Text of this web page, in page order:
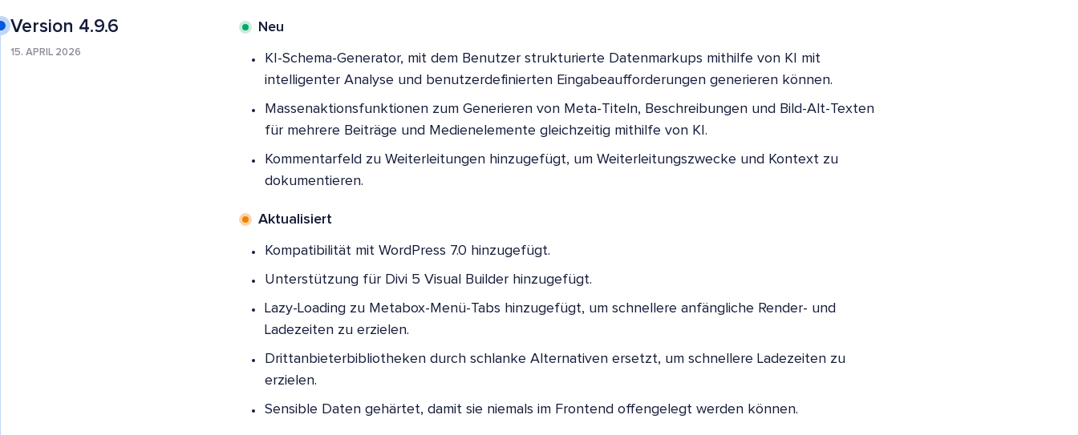
Version 4.9.6
15. APRIL 2026
Neu
KI-Schema-Generator, mit dem Benutzer strukturierte Datenmarkups mithilfe von KI mit
intelligenter Analyse und benutzerdefinierten Eingabeaufforderungen generieren können.
Massenaktionsfunktionen zum Generieren von Meta-Titeln, Beschreibungen und Bild-Alt-Texten
für mehrere Beiträge und Medienelemente gleichzeitig mithilfe von KI.
Kommentarfeld zu Weiterleitungen hinzugefügt, um Weiterleitungszwecke und Kontext zu
dokumentieren.
Aktualisiert
Kompatibilität mit WordPress 7.0 hinzugefügt.
Unterstützung für Divi 5 Visual Builder hinzugefügt.
Lazy-Loading zu Metabox-Menü-Tabs hinzugefügt, um schnellere anfängliche Render- und
Ladezeiten zu erzielen.
Drittanbieterbibliotheken durch schlanke Alternativen ersetzt, um schnellere Ladezeiten zu
erzielen.
Sensible Daten gehärtet, damit sie niemals im Frontend offengelegt werden können.